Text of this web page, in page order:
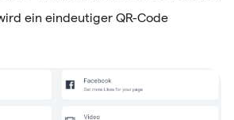
ein eindeutiger QR-Code